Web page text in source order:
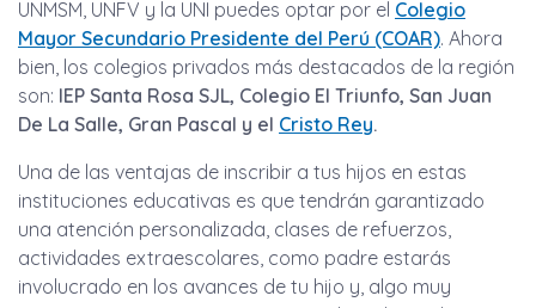
UNMSM, UNFV y la UNI puedes optar por el Colegio
Mayor Secundario Presidente del Perú (COAR). Ahora
bien, los colegios privados más destacados de la región
son: IEP Santa Rosa SJL, Colegio El Triunfo, San Juan
De La Salle, Gran Pascal y el Cristo Rey.
Una de las ventajas de inscribir a tus hijos en estas
instituciones educativas es que tendrán garantizado
una atención personalizada, clases de refuerzos,
actividades extraescolares, como padre estarás
involucrado en los avances de tu hijo y, algo muy